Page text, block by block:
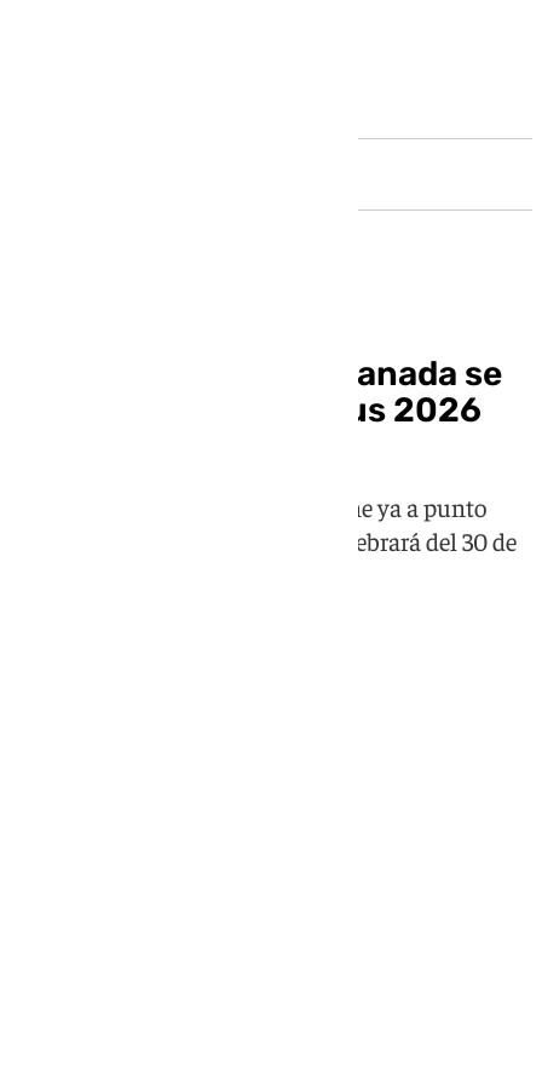
El recinto ferial de Granada se
renueva para el Corpus 2026
El recinto ferial de Granada se pone ya a punto
para la feria del Corpus, que se celebrará del 30 de